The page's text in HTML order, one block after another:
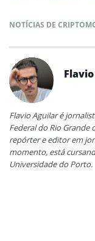
NOTÍCIAS DE
Flavio Aguilar é
Federal do Rio Grande
repórter e editor em
momento, está
Universidade do Porto.